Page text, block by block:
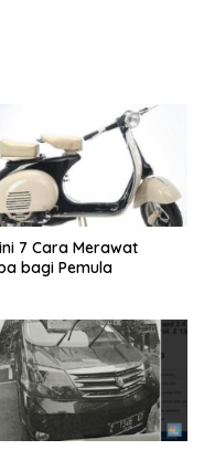
7 Cara Merawat
bagi Pemula